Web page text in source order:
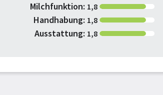
Milchfunktion: 1,8
Handhabung: 1,8
Ausstattung: 1,8